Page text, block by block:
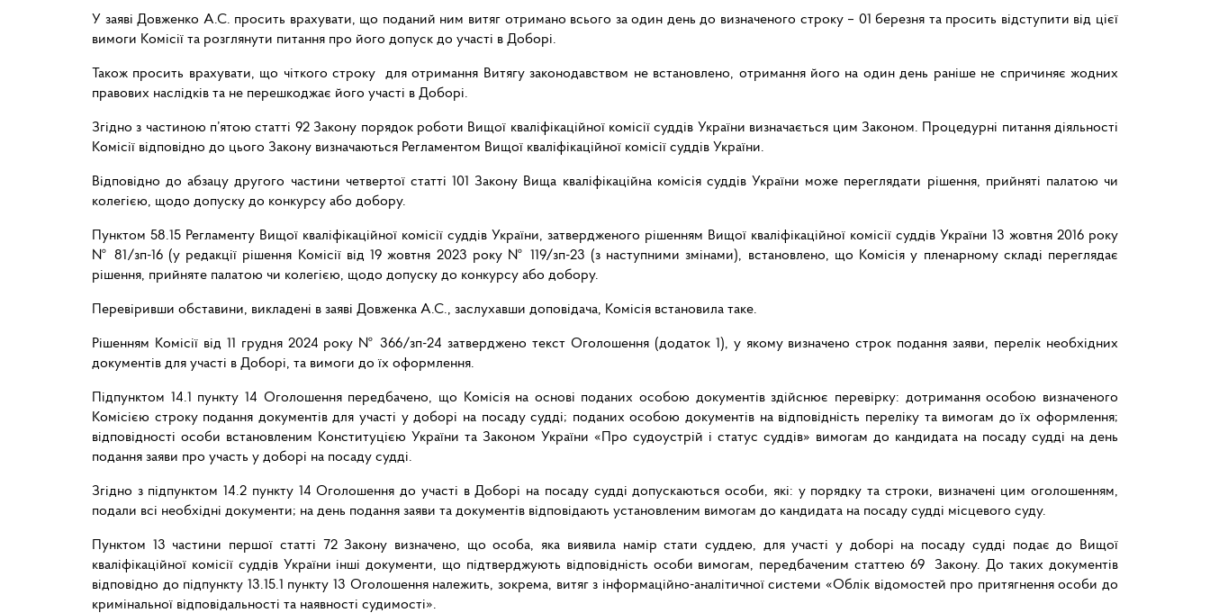
У заяві Довженко А.С. просить врахувати, що поданий ним витяг отримано всього за один день до визначеного строку – 01 березня та просить відступити від цієї
вимоги Комісії та розглянути питання про його допуск до участі в Доборі.
Також просить врахувати, що чіткого строку для отримання Витягу законодавством не встановлено, отримання його на один день раніше не спричиняє жодних
правових наслідків та не перешкоджає його участі в Доборі.
Згідно з частиною п’ятою статті 92 Закону порядок роботи Вищої кваліфікаційної комісії суддів України визначається цим Законом. Процедурні питання діяльності
Комісії відповідно до цього Закону визначаються Регламентом Вищої кваліфікаційної комісії суддів України.
Відповідно до абзацу другого частини четвертої статті 101 Закону Вища кваліфікаційна комісія суддів України може переглядати рішення, прийняті палатою чи
колегією, щодо допуску до конкурсу або добору.
Пунктом 58.15 Регламенту Вищої кваліфікаційної комісії суддів України, затвердженого рішенням Вищої кваліфікаційної комісії суддів України 13 жовтня 2016 року
№ 81/зп-16 (у редакції рішення Комісії від 19 жовтня 2023 року № 119/зп-23 (з наступними змінами), встановлено, що Комісія у пленарному складі переглядає
рішення, прийняте палатою чи колегією, щодо допуску до конкурсу або добору.
Перевіривши обставини, викладені в заяві Довженка А.С., заслухавши доповідача, Комісія встановила таке.
Рішенням Комісії від 11 грудня 2024 року № 366/зп-24 затверджено текст Оголошення (додаток 1), у якому визначено строк подання заяви, перелік необхідних
документів для участі в Доборі, та вимоги до їх оформлення.
Підпунктом 14.1 пункту 14 Оголошення передбачено, що Комісія на основі поданих особою документів здійснює перевірку: дотримання особою визначеного
Комісією строку подання документів для участі у доборі на посаду судді; поданих особою документів на відповідність переліку та вимогам до їх оформлення;
відповідності особи встановленим Конституцією України та Законом України «Про судоустрій і статус суддів» вимогам до кандидата на посаду судді на день
подання заяви про участь у доборі на посаду судді.
Згідно з підпунктом 14.2 пункту 14 Оголошення до участі в Доборі на посаду судді допускаються особи, які: у порядку та строки, визначені цим оголошенням,
подали всі необхідні документи; на день подання заяви та документів відповідають установленим вимогам до кандидата на посаду судді місцевого суду.
Пунктом 13 частини першої статті 72 Закону визначено, що особа, яка виявила намір стати суддею, для участі у доборі на посаду судді подає до Вищої
кваліфікаційної комісії суддів України інші документи, що підтверджують відповідність особи вимогам, передбаченим статтею 69 Закону. До таких документів
відповідно до підпункту 13.15.1 пункту 13 Оголошення належить, зокрема, витяг з інформаційно-аналітичної системи «Облік відомостей про притягнення особи до
кримінальної відповідальності та наявності судимості».